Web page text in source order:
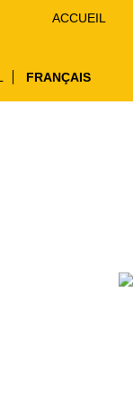
ACCUEIL
FRANÇAIS